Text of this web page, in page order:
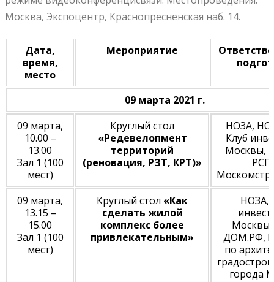
Москва, Экспоцентр, Краснопресненская наб. 14.
Дата,
время,
место
Мероприятие
09 марта 2021 г.
09 марта,
10.00 –
13.00
Зал 1 (100
мест)
Круглый стол
«Редевелопмент
территорий
(реновация, РЗТ, КРТ)»
НОЗА,
Клуб
Москвы,
09 марта,
13.15 –
15.00
Зал 1 (100
мест)
Круглый стол «Как
сделать жилой
комплекс более
привлекательным»
НОЗА,
ДОМ.РФ,
по
города